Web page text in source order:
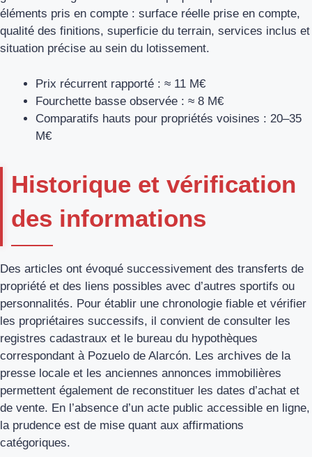
éléments pris en compte : surface réelle prise en compte,
qualité des finitions, superficie du terrain, services inclus et
situation précise au sein du lotissement.
Prix récurrent rapporté : ≈ 11 M€
Fourchette basse observée : ≈ 8 M€
Comparatifs hauts pour propriétés voisines : 20–35
M€
Historique et vérification
des informations
Des articles ont évoqué successivement des transferts de
propriété et des liens possibles avec d’autres sportifs ou
personnalités. Pour établir une chronologie fiable et vérifier
les propriétaires successifs, il convient de consulter les
registres cadastraux et le bureau du hypothèques
correspondant à Pozuelo de Alarcón. Les archives de la
presse locale et les anciennes annonces immobilières
permettent également de reconstituer les dates d’achat et
de vente. En l’absence d’un acte public accessible en ligne,
la prudence est de mise quant aux affirmations
catégoriques.